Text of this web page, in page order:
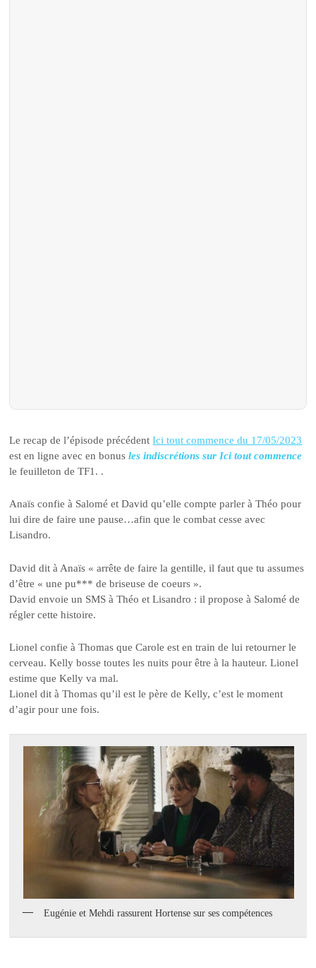
Le recap de l’épisode précédentIci tout commence du 17/05/2023
est en ligne avec en bonusles indiscrétions sur Ici tout commence
le feuilleton de TF1. .
Anaïs confie à Salomé et David qu’elle compte parler à Théo pour
lui dire de faire une pause…afin que le combat cesse avec
Lisandro.
David dit à Anaïs « arrête de faire la gentille, il faut que tu assumes
d’être « une pu*** de briseuse de coeurs ».
David envoie un SMS à Théo et Lisandro : il propose à Salomé de
régler cette histoire.
Lionel confie à Thomas que Carole est en train de lui retourner le
cerveau. Kelly bosse toutes les nuits pour être à la hauteur. Lionel
estime que Kelly va mal.
Lionel dit à Thomas qu’il est le père de Kelly, c’est le moment
d’agir pour une fois.
Eugénie et Mehdi rassurent Hortense sur ses compétences